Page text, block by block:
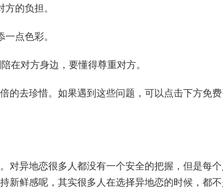
的负担。
点色彩。
对方身边，要懂得尊重对方。
去珍惜。如果遇到这些问题，可以点击下方免费
异地恋很多人都没有一个安全的把握，但是每
新鲜感呢，其实很多人在选择异地恋的时候，都不